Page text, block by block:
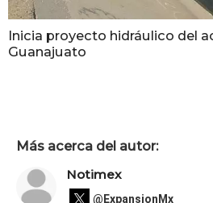
Inicia proyecto hidráulico del
Guanajuato
Más acerca del autor:
Notimex
@ExpansionMx